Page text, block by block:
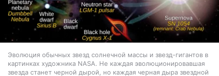
Эволюция обычных звезд солнечной массы и звезд-гигантов в
картинках художника NASA. Не каждая эволюционировавшая
звезда станет черной дырой, но каждая черная дыра звездной